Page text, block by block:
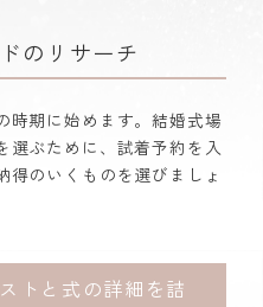
のリサーチ
時期に始めます。結婚式場
選ぶために、試着予約を入
得のいくものを選びましょ
トと式の詳細を詰